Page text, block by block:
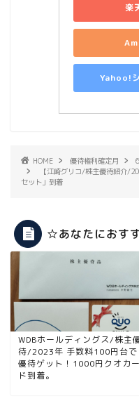
楽
Yahoo!
HOME 優待権利確定月
【江崎グリコ/株主優待紹介/
セット」到着
☆あなたにおす
WDBホールディングス/株主
待/2023年 手数料100円台で
優待ゲット！1000円クオカー
ド到着。